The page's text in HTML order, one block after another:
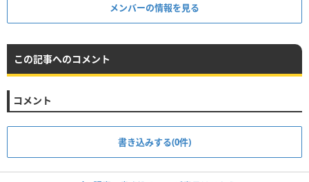
メンバーの情報を見る
この記事へのコメント
コメント
書き込みする(0件)